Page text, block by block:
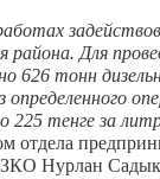
района. Для
626 тонн
определенного
225 тенге за
отдела
ЗКО Нурлан